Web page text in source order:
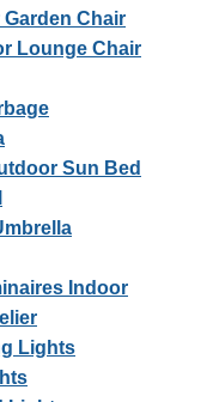
Chair
Lounge Chair
Sun Bed
Indoor
Lights